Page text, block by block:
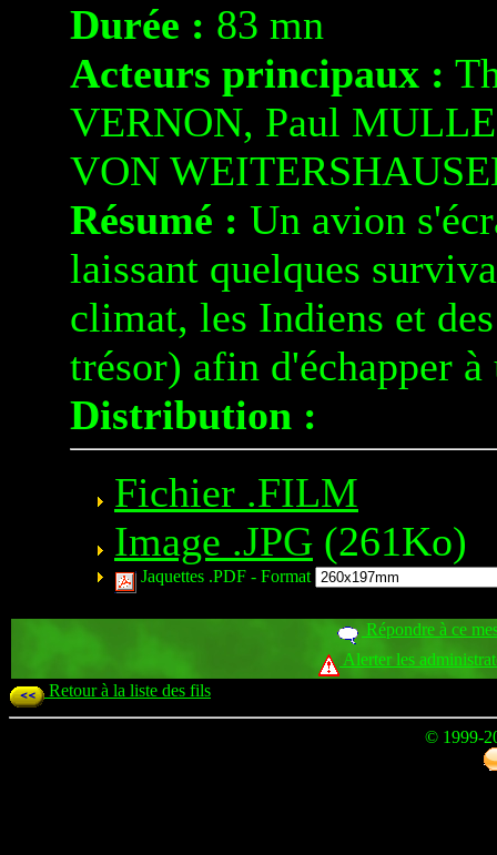
Durée : 83 mn
Acteurs principaux :
VERNON, Paul
VON
Résumé : Un avion
laissant quelques
climat, les Indiens et
trésor) afin d'échapper
Distribution :
Fichier .FILM
Image .JPG (261Ko)
Jaquettes .PDF - Format
Répondre à ce
Alerter les
Retour à la liste des fils
© 1999-